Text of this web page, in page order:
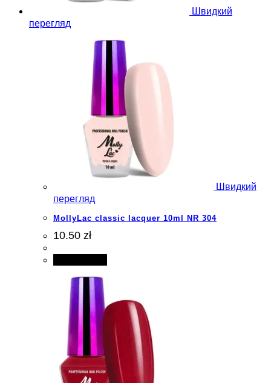
Швидкий
перегляд
Швидкий
перегляд
MollyLac classic lacquer 10ml NR 304
10.50 zł